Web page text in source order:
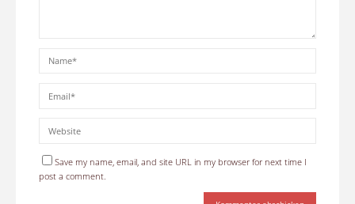
Save my name, email, and site URL in my browser for next time I
post a comment.